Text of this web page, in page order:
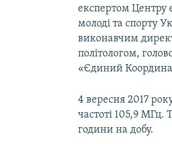
експертом Центру
молоді та спорту
виконавчим
політологом,
«Єдиний
4 вересня 2017
частоті 105,9 МГц.
години на добу.